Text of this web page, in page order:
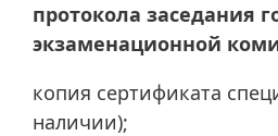
протокола заседания
экзаменационной
копия сертификата
наличии);